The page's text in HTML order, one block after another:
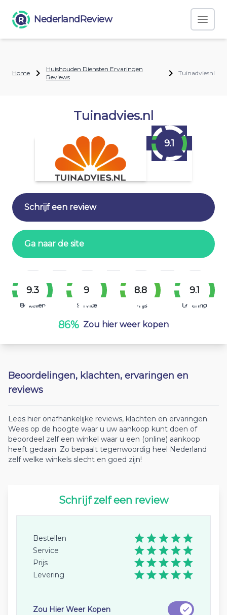
NederlandReview
Home
Huishouden Diensten Ervaringen
Reviews
Tuinadviesnl
Tuinadvies.nl
9.1
Schrijf een review
Ga naar de site
9.3
Bestellen
9
Service
8.8
Prijs
9.1
Levering
86% Zou hier weer kopen
Beoordelingen, klachten, ervaringen en
reviews
Lees hier onafhankelijke reviews, klachten en ervaringen.
Wees op de hoogte waar u uw aankoop kunt doen of
beoordeel zelf een winkel waar u een (online) aankoop
heeft gedaan. Zo bepaalt tegenwoordig heel Nederland
zelf welke winkels slecht en goed zijn!
Schrijf zelf een review
Bestellen
Service
Prijs
Levering
Zou Hier Weer Kopen